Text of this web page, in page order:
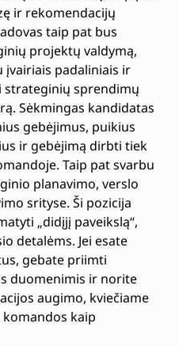
ir rekomendacijų
taip pat bus
projektų valdymą,
įvairiais padaliniais ir
strateginių sprendimų
Sėkmingas kandidatas
gebėjimus, puikius
ir gebėjimą dirbti tiek
Taip pat svarbu
planavimo, verslo
srityse. Ši pozicija
„didįjį paveikslą“,
detalėms. Jei esate
gebate priimti
duomenimis ir norite
augimo, kviečiame
kaip